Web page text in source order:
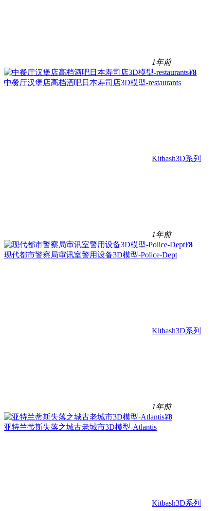
1年前
¥8
中餐厅汉堡店高档酒吧日本寿司店3D模型-restaurants
Kitbash3D系列
1年前
¥8
现代都市警察局审讯室警用设备3D模型-Police-Dept
Kitbash3D系列
1年前
¥8
亚特兰蒂斯失落之城古老城市3D模型-Atlantis
Kitbash3D系列